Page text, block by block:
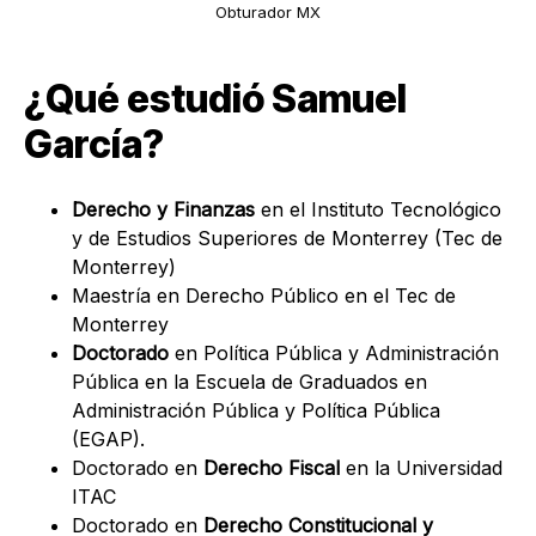
Obturador MX
¿Qué estudió Samuel
García?
Derecho y Finanzas en el Instituto Tecnológico
y de Estudios Superiores de Monterrey (Tec de
Monterrey)
Maestría en Derecho Público en el Tec de
Monterrey
Doctorado en Política Pública y Administración
Pública en la Escuela de Graduados en
Administración Pública y Política Pública
(EGAP).
Doctorado en Derecho Fiscal en la Universidad
ITAC
Doctorado en Derecho Constitucional y